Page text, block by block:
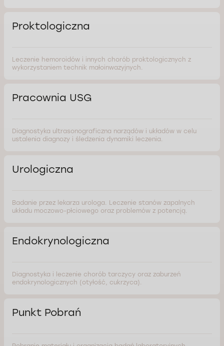
Proktologiczna
Leczenie hemoroidów i innych chorób proktologicznych z
wykorzystaniem technik małoinwazyjnych.
Pracownia USG
Diagnostyka ultrasonograficzna narządów i układów w celu
ustalenia diagnozy i śledzenia dynamiki leczenia.
Urologiczna
Badanie przez lekarza urologa. Leczenie stanów zapalnych
układu moczowo-płciowego oraz problemów z potencją.
Endokrynologiczna
Diagnostyka i leczenie chorób tarczycy oraz zaburzeń
endokrynologicznych (otyłość, cukrzyca).
Punkt Pobrań